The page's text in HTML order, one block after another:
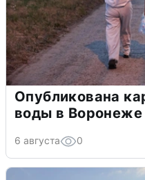
Опубликована
воды в Воронеже
6 августа 0